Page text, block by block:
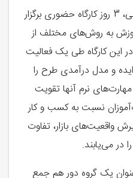
پس از مشاهده فیلم‌های آموزشی، 3 روز کارگاه حضوری برگزار
به روش‌های مختلف از
این کارگاه طی یک فعالیت
و مدل درآمدی طرح را
نرم آنها تقویت
نسبت به کسب و کار
واقعیت‌های بازار، تفاوت
در می‌یابند.
یک گروه دور هم جمع